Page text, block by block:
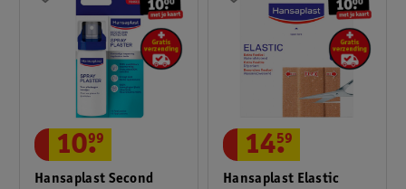
Hansaplast Second
10.
99
Hansaplast Elastic
14.
59